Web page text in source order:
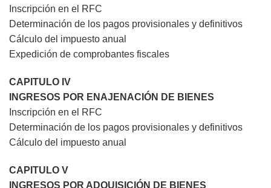
Inscripción en el RFC
Determinación de los pagos provisionales y definitivos
Cálculo del impuesto anual
Expedición de comprobantes fiscales
CAPITULO IV
INGRESOS POR ENAJENACIÓN DE BIENES
Inscripción en el RFC
Determinación de los pagos provisionales y definitivos
Cálculo del impuesto anual
CAPITULO V
INGRESOS POR ADQUISICIÓN DE BIENES